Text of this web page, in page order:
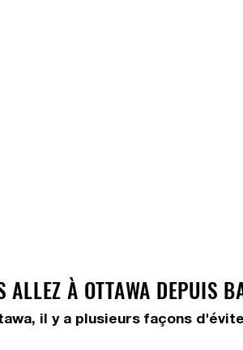
À OTTAWA DEPUIS
il y a plusieurs façons